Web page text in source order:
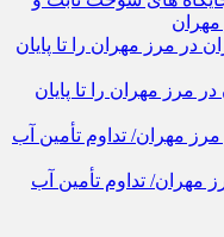
های سوخت ثابت و
مرز مهران را تا پایان
از مرز مهران/ تداوم تأمین آب